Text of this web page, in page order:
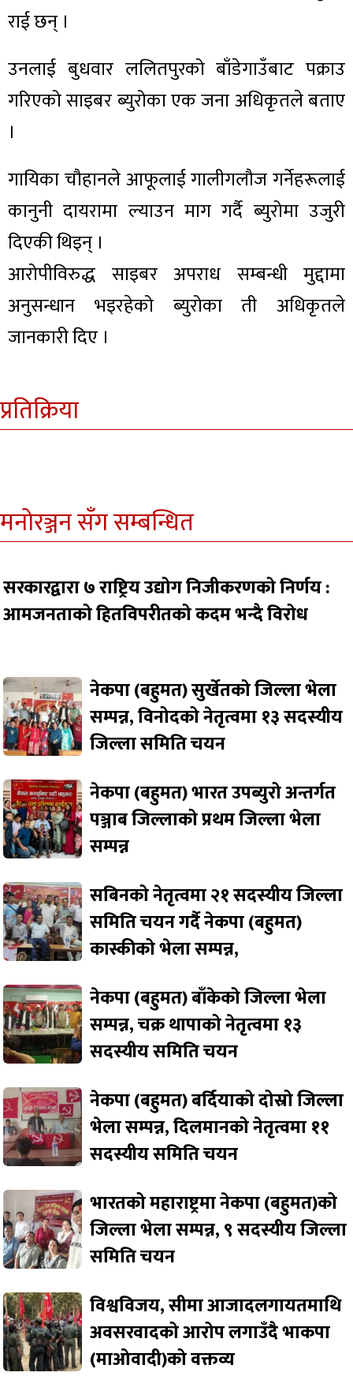
राई छन् ।
उनलाई बुधवार ललितपुरको बाँडेगाउँबाट पक्राउ
गरिएको साइबर ब्युरोका एक जना अधिकृतले बताए
।
गायिका चौहानले आफूलाई गालीगलौज गर्नेहरूलाई
कानुनी दायरामा ल्याउन माग गर्दै ब्युरोमा उजुरी
दिएकी थिइन् ।
आरोपीविरुद्ध साइबर अपराध सम्बन्धी मुद्दामा
अनुसन्धान भइरहेको ब्युरोका ती अधिकृतले
जानकारी दिए ।
प्रतिक्रिया
मनोरञ्जन सँग सम्बन्धित
सरकारद्वारा ७ राष्ट्रिय उद्योग निजीकरणको निर्णय :
आमजनताको हितविपरीतको कदम भन्दै विरोध
नेकपा (बहुमत) सुर्खेतको जिल्ला भेला
सम्पन्न, विनोदको नेतृत्वमा १३ सदस्यीय
जिल्ला समिति चयन
नेकपा (बहुमत) भारत उपब्युरो अन्तर्गत
पञ्जाब जिल्लाको प्रथम जिल्ला भेला
सम्पन्न
सबिनको नेतृत्वमा २१ सदस्यीय जिल्ला
समिति चयन गर्दै नेकपा (बहुमत)
कास्कीको भेला सम्पन्न,
नेकपा (बहुमत) बाँकेको जिल्ला भेला
सम्पन्न, चक्र थापाको नेतृत्वमा १३
सदस्यीय समिति चयन
नेकपा (बहुमत) बर्दियाको दोस्रो जिल्ला
भेला सम्पन्न, दिलमानको नेतृत्वमा ११
सदस्यीय समिति चयन
भारतको महाराष्ट्रमा नेकपा (बहुमत)को
जिल्ला भेला सम्पन्न, ९ सदस्यीय जिल्ला
समिति चयन
विश्वविजय, सीमा आजादलगायतमाथि
अवसरवादको आरोप लगाउँदै भाकपा
(माओवादी)को वक्तव्य